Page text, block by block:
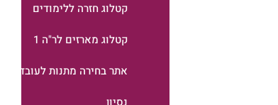
קטלוג חזרה ללימודים
קטלוג מארזים לר"ה 1
אתר בחירה מתנות לעובדים